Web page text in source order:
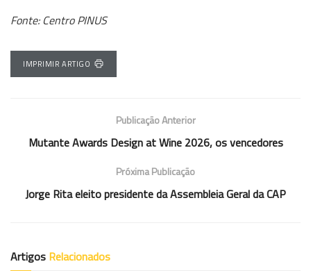
Fonte: Centro PINUS
IMPRIMIR ARTIGO
Publicação Anterior
Mutante Awards Design at Wine 2026, os vencedores
Próxima Publicação
Jorge Rita eleito presidente da Assembleia Geral da CAP
Artigos Relacionados